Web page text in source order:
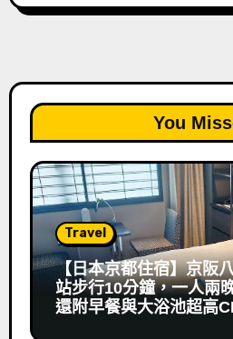
You
Travel
【日本京都住宿】京阪
站步行10分鐘，一人兩
還附早餐與大浴池超高